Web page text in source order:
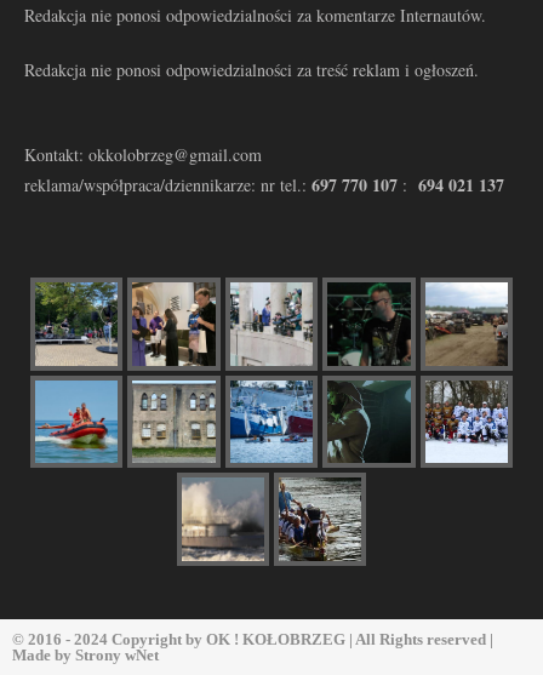
Redakcja nie ponosi odpowiedzialności za komentarze Internautów.
Redakcja nie ponosi odpowiedzialności za treść reklam i ogłoszeń.
Kontakt: okkolobrzeg@gmail.com
reklama/współpraca/dziennikarze: nr tel.: 697 770 107 : 694 021 137
© 2016 - 2024 Copyright by OK ! KOŁOBRZEG | All Rights reserved |
Made by Strony wNet